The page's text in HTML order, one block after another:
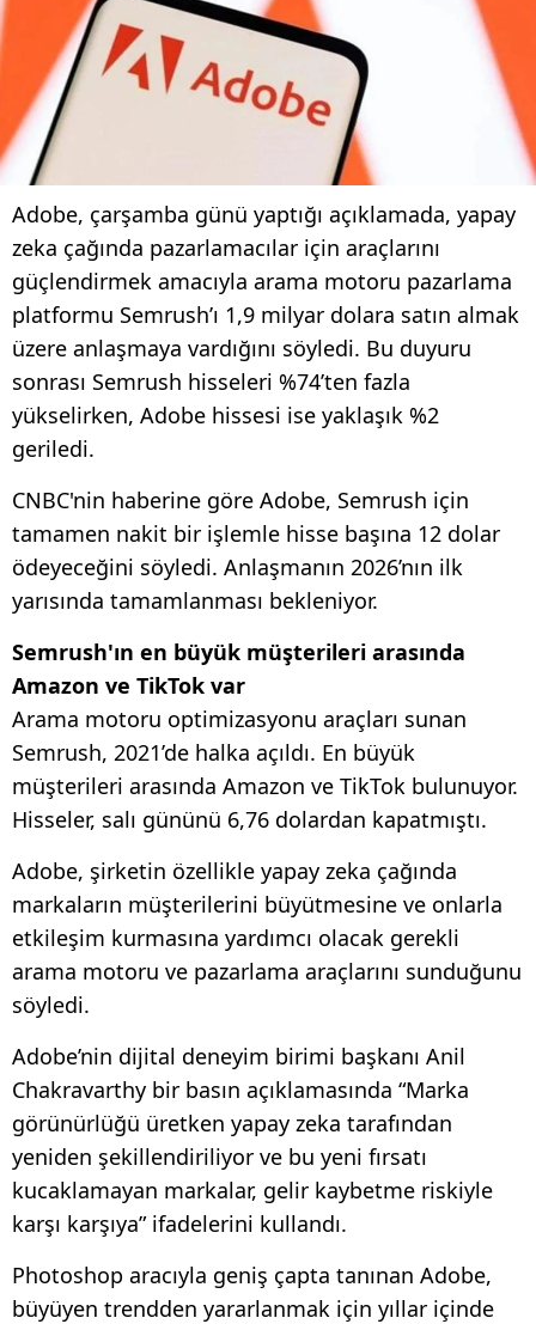
Adobe, çarşamba günü yaptığı açıklamada, yapay
zeka çağında pazarlamacılar için araçlarını
güçlendirmek amacıyla arama motoru pazarlama
platformu Semrush’ı 1,9 milyar dolara satın almak
üzere anlaşmaya vardığını söyledi. Bu duyuru
sonrası Semrush hisseleri %74’ten fazla
yükselirken, Adobe hissesi ise yaklaşık %2
geriledi.
CNBC'nin haberine göre Adobe, Semrush için
tamamen nakit bir işlemle hisse başına 12 dolar
ödeyeceğini söyledi. Anlaşmanın 2026’nın ilk
yarısında tamamlanması bekleniyor.
Semrush'ın en büyük müşterileri arasında
Amazon ve TikTok var
Arama motoru optimizasyonu araçları sunan
Semrush, 2021’de halka açıldı. En büyük
müşterileri arasında Amazon ve TikTok bulunuyor.
Hisseler, salı gününü 6,76 dolardan kapatmıştı.
Adobe, şirketin özellikle yapay zeka çağında
markaların müşterilerini büyütmesine ve onlarla
etkileşim kurmasına yardımcı olacak gerekli
arama motoru ve pazarlama araçlarını sunduğunu
söyledi.
Adobe’nin dijital deneyim birimi başkanı Anil
Chakravarthy bir basın açıklamasında “Marka
görünürlüğü üretken yapay zeka tarafından
yeniden şekillendiriliyor ve bu yeni fırsatı
kucaklamayan markalar, gelir kaybetme riskiyle
karşı karşıya” ifadelerini kullandı.
Photoshop aracıyla geniş çapta tanınan Adobe,
büyüyen trendden yararlanmak için yıllar içinde